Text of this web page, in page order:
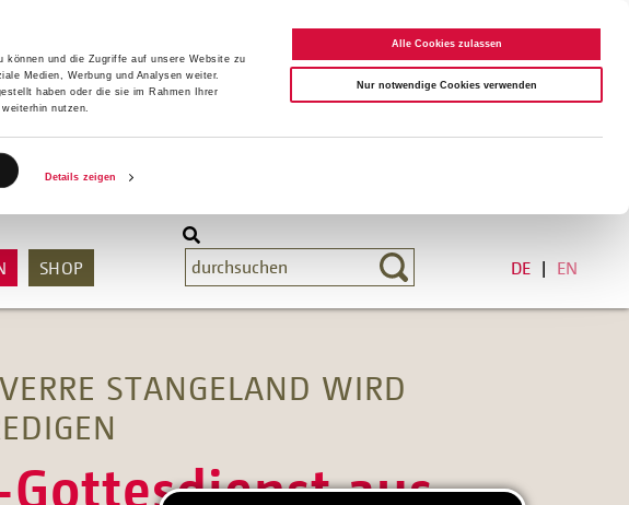
können und die Zugriffe auf unsere Website zu
Medien, Werbung und Analysen weiter.
haben oder die sie im Rahmen Ihrer
nutzen.
Details zeigen
Alle Cookies zulassen
Nur notwendige Cookies verwenden
SHOP DE EN
STANGELAND WIRD
aus